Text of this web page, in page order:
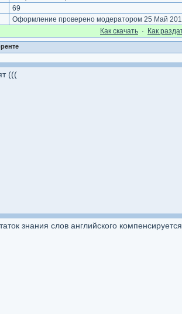
69
Оформление проверено модератором 25 Май
Как cкачать · Как
(((
знания слов английского